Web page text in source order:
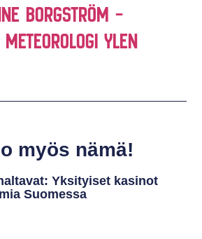
Borgström –
Meteorologi Ylen
myös nämä!
Yksityiset kasinot
Suomessa